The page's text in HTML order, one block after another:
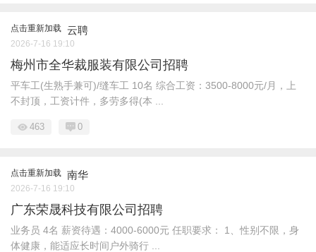
点击重新加载 云聘
2026-7-16 19:10
梅州市全华裁服装有限公司招聘
平车工(生熟手兼可)/缝车工 10名 综合工资：3500-8000元/月，上
不封顶，工资计件，多劳多得(本 ...
463 0
点击重新加载 南华
2026-7-16 19:10
广东荣晟科技有限公司招聘
业务员 4名 薪资待遇：4000-6000元 任职要求： 1、性别不限，身
体健康，能适应长时间户外骑行 ...